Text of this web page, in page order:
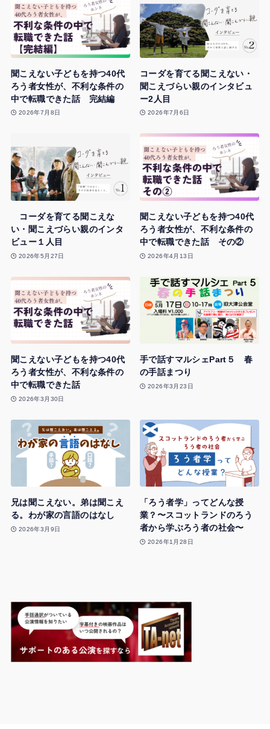
聞こえない子どもを持つ40代
ろう者女性が、不利な条件の
中で転職できた話 完結編
2026年7月8日
コーダを育てる聞こえない・
聞こえづらい親のインタビュ
ー2人目
2026年7月6日
コーダを育てる聞こえな
い・聞こえづらい親のインタ
ビュー１人目
2026年5月27日
聞こえない子どもを持つ40代
ろう者女性が、不利な条件の
中で転職できた話 その②
2026年4月13日
聞こえない子どもを持つ40代
ろう者女性が、不利な条件の
中で転職できた話
2026年3月30日
手で話すマルシェPart５ 春
の手話まつり
2026年3月23日
兄は聞こえない。弟は聞こえ
る。わが家の言語のはなし
2026年3月9日
「ろう者学」ってどんな授
業？〜スコットランドのろう
者から学ぶろう者の社会〜
2026年1月28日